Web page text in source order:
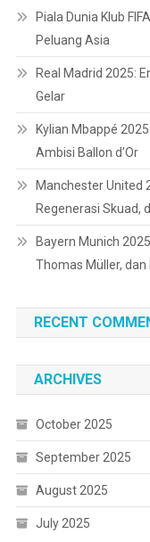
Piala Dunia Klub
Peluang Asia
Real Madrid 2025:
Gelar
Kylian Mbappé
Ambisi Ballon d’Or
Manchester United
Regenerasi Skuad,
Bayern Munich
Thomas Müller,
RECENT
ARCHIVES
October 2025
September 2025
August 2025
July 2025